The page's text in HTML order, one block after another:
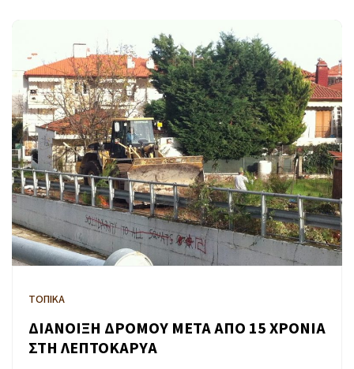
ΤΟΠΙΚΑ
ΔΙΑΝΟΙΞΗ ΔΡΟΜΟΥ ΜΕΤΑ ΑΠΟ 15 ΧΡΟΝΙΑ
ΣΤΗ ΛΕΠΤΟΚΑΡΥΑ